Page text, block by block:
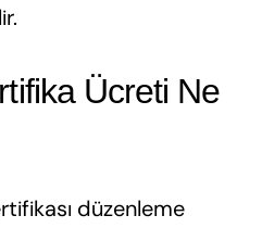
Ücreti Ne
düzenleme